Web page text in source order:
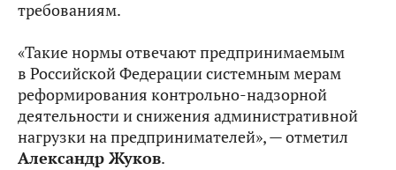
требованиям.
«Такие нормы отвечают предпринимаемым
в Российской Федерации системным мерам
реформирования контрольно-надзорной
деятельности и снижения административной
нагрузки на предпринимателей», — отметил
Александр Жуков.